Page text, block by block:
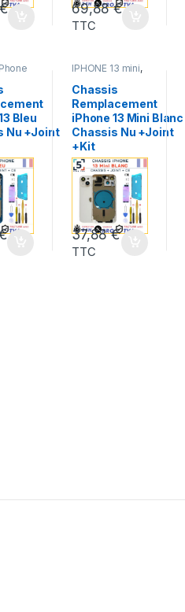
€ 69,88€
TTC
Pieces
Bleu
Nu +Joint
IPHONE 13 mini,
iPhone,Chassis
iPhone 13 Mini
Pieces Portable
Chassis
Remplacement
iPhone 13 Mini Blanc
Chassis Nu +Joint
+Kit
37,88€
TTC